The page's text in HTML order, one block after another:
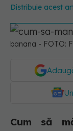
Distribuie acest
banana - FOTO:
Cum să